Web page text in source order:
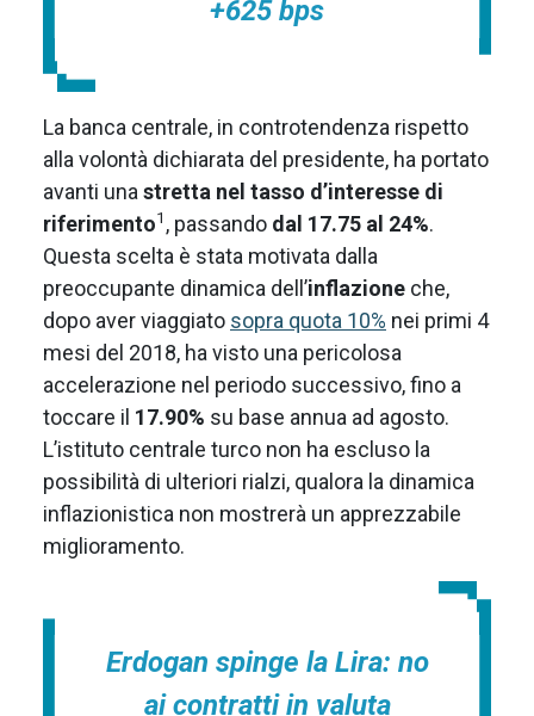
+625 bps
La banca centrale, in controtendenza rispetto
alla volontà dichiarata del presidente, ha portato
avanti una stretta nel tasso d’interesse di
riferimento1 , passando dal 17.75 al 24%.
Questa scelta è stata motivata dalla
preoccupante dinamica dell’inflazione che,
dopo aver viaggiato sopra quota 10% nei primi 4
mesi del 2018, ha visto una pericolosa
accelerazione nel periodo successivo, fino a
toccare il 17.90% su base annua ad agosto.
L’istituto centrale turco non ha escluso la
possibilità di ulteriori rialzi, qualora la dinamica
inflazionistica non mostrerà un apprezzabile
miglioramento.
Erdogan spinge la Lira: no
ai contratti in valuta